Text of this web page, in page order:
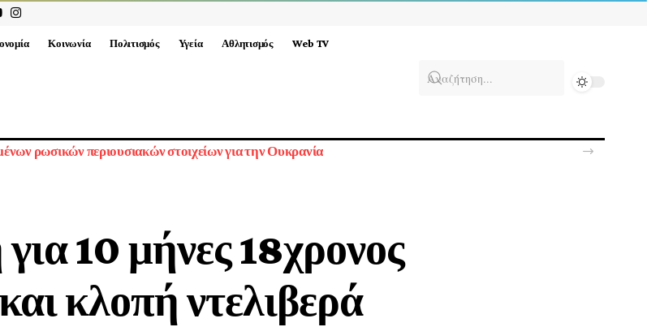
Κοινωνία Πολιτισμός Υγεία Αθλητισμός Web TV
ρωσικών περιουσιακών στοιχείων για την Ουκρανία
10 μήνες 18χρονος
κλοπή ντελιβερά